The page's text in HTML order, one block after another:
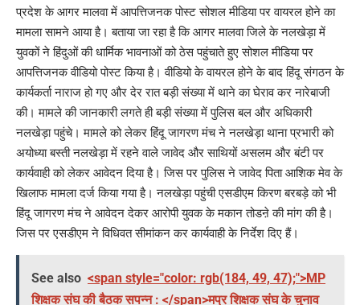
प्रदेश के आगर मालवा में आपत्तिजनक पोस्ट सोशल मीडिया पर वायरल होने का
मामला सामने आया है। बताया जा रहा है कि आगर मालवा जिले के नलखेड़ा में
युवकों ने हिंदुओं की धार्मिक भावनाओं को ठेस पहुंचाते हुए सोशल मीडिया पर
आपत्तिजनक वीडियो पोस्ट किया है। वीडियो के वायरल होने के बाद हिंदू संगठन के
कार्यकर्ता नाराज हो गए और देर रात बड़ी संख्या में थाने का घेराव कर नारेबाजी
की। मामले की जानकारी लगते ही बड़ी संख्या में पुलिस बल और अधिकारी
नलखेड़ा पहुंचे। मामले को लेकर हिंदू जागरण मंच ने नलखेड़ा थाना प्रभारी को
अयोध्या बस्ती नलखेड़ा में रहने वाले जावेद और साथियों असलम और बंटी पर
कार्यवाही को लेकर आवेदन दिया है। जिस पर पुलिस ने जावेद पिता आशिक मेव के
खिलाफ मामला दर्ज किया गया है। नलखेड़ा पहुंची एसडीएम किरण बरबड़े को भी
हिंदू जागरण मंच ने आवेदन देकर आरोपी युवक के मकान तोडऩे की मांग की है।
जिस पर एसडीएम ने विधिवत सीमांकन कर कार्यवाही के निर्देश दिए हैं।
See also <span style="color: rgb(184, 49, 47);">MP
शिक्षक संघ की बैठक सपन्न : </span>मप्र शिक्षक संघ के चुनाव